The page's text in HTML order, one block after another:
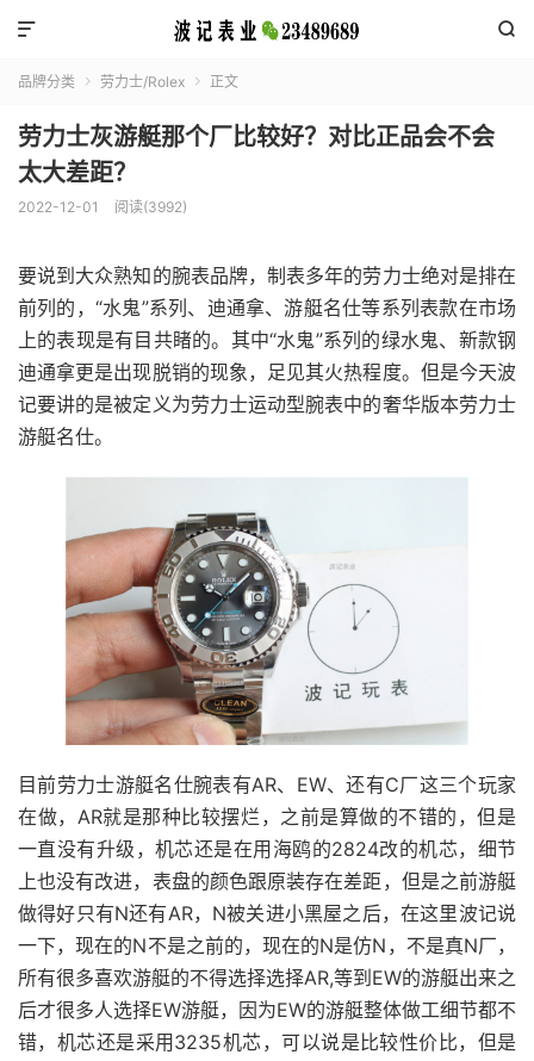


品牌分类  劳力士/Rolex  正文
劳力士灰游艇那个厂比较好？对比正品会不会
太大差距？
2022-12-01 阅读(3992)
要说到大众熟知的腕表品牌，制表多年的劳力士绝对是排在
前列的，“水鬼”系列、迪通拿、游艇名仕等系列表款在市场
上的表现是有目共睹的。其中“水鬼”系列的绿水鬼、新款钢
迪通拿更是出现脱销的现象，足见其火热程度。但是今天波
记要讲的是被定义为劳力士运动型腕表中的奢华版本劳力士
游艇名仕。
目前劳力士游艇名仕腕表有AR、EW、还有C厂这三个玩家
在做，AR就是那种比较摆烂，之前是算做的不错的，但是
一直没有升级，机芯还是在用海鸥的2824改的机芯，细节
上也没有改进，表盘的颜色跟原装存在差距，但是之前游艇
做得好只有N还有AR，N被关进小黑屋之后，在这里波记说
一下，现在的N不是之前的，现在的N是仿N，不是真N厂，
所有很多喜欢游艇的不得选择选择AR,等到EW的游艇出来之
后才很多人选择EW游艇，因为EW的游艇整体做工细节都不
错，机芯还是采用3235机芯，可以说是比较性价比，但是